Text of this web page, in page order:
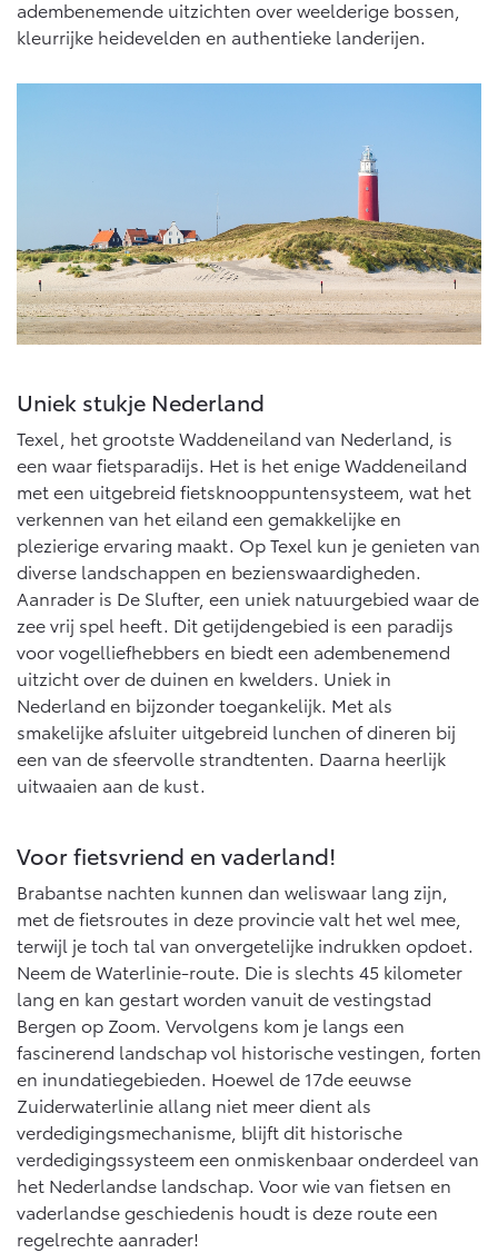
adembenemende uitzichten over weelderige bossen,
kleurrijke heidevelden en authentieke landerijen.
Uniek stukje Nederland
Texel, het grootste Waddeneiland van Nederland, is
een waar fietsparadijs. Het is het enige Waddeneiland
met een uitgebreid fietsknooppuntensysteem, wat het
verkennen van het eiland een gemakkelijke en
plezierige ervaring maakt. Op Texel kun je genieten van
diverse landschappen en bezienswaardigheden.
Aanrader is De Slufter, een uniek natuurgebied waar de
zee vrij spel heeft. Dit getijdengebied is een paradijs
voor vogelliefhebbers en biedt een adembenemend
uitzicht over de duinen en kwelders. Uniek in
Nederland en bijzonder toegankelijk. Met als
smakelijke afsluiter uitgebreid lunchen of dineren bij
een van de sfeervolle strandtenten. Daarna heerlijk
uitwaaien aan de kust.
Voor fietsvriend en vaderland!
Brabantse nachten kunnen dan weliswaar lang zijn,
met de fietsroutes in deze provincie valt het wel mee,
terwijl je toch tal van onvergetelijke indrukken opdoet.
Neem de Waterlinie-route. Die is slechts 45 kilometer
lang en kan gestart worden vanuit de vestingstad
Bergen op Zoom. Vervolgens kom je langs een
fascinerend landschap vol historische vestingen, forten
en inundatiegebieden. Hoewel de 17de eeuwse
Zuiderwaterlinie allang niet meer dient als
verdedigingsmechanisme, blijft dit historische
verdedigingssysteem een onmiskenbaar onderdeel van
het Nederlandse landschap. Voor wie van fietsen en
vaderlandse geschiedenis houdt is deze route een
regelrechte aanrader!